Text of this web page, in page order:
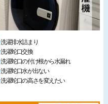
洗濯排水詰まり
洗濯蛇口交換
洗濯蛇口の付け根から水漏れ
洗濯蛇口水が出ない
洗濯蛇口の高さを変えたい